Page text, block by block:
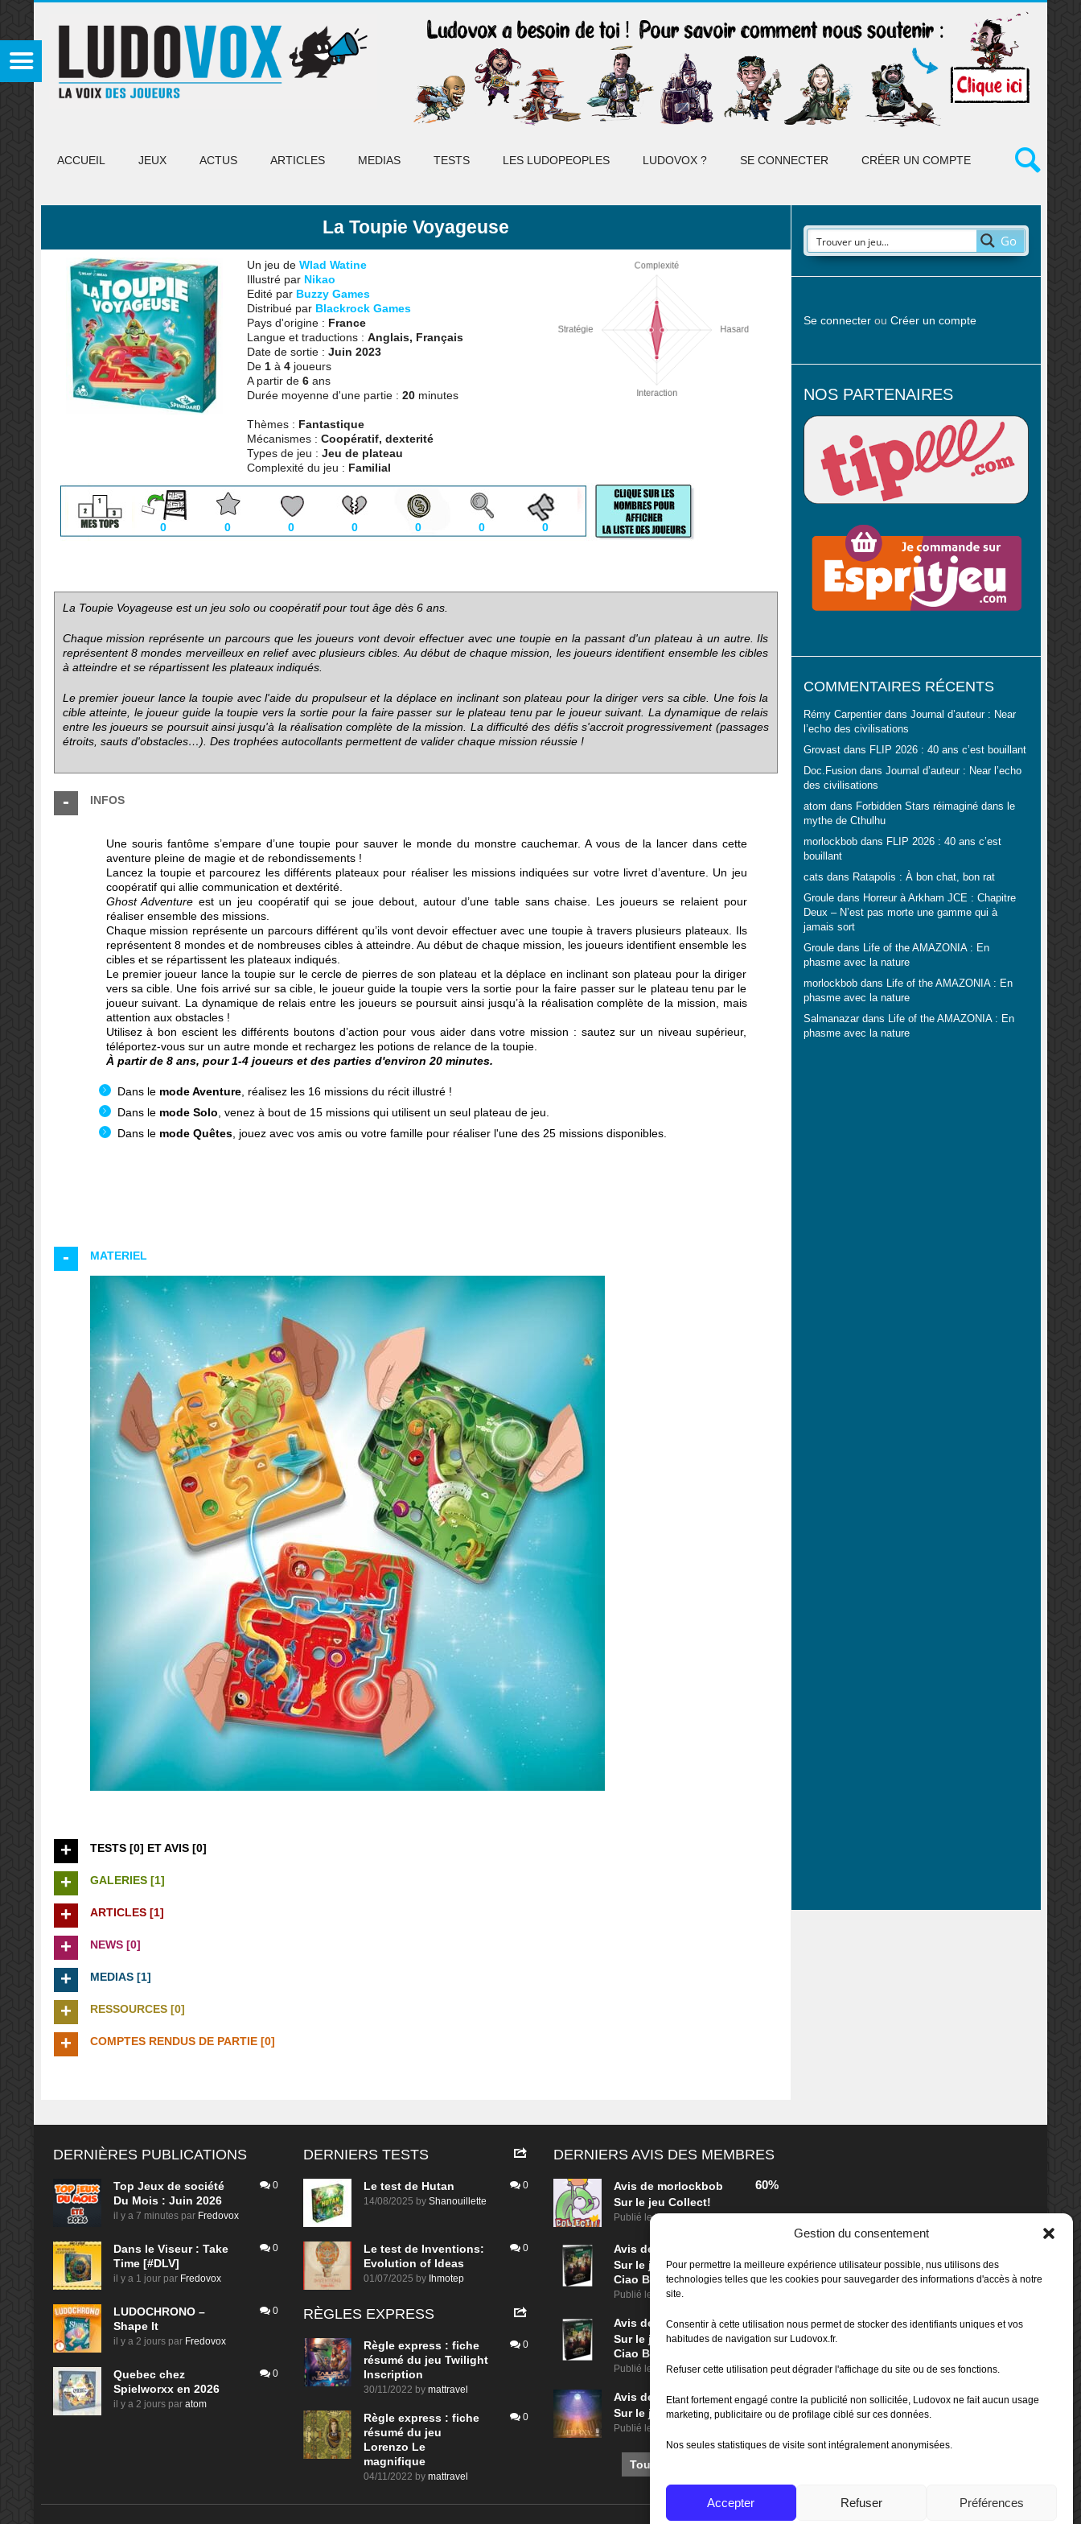
Gestion du consentement
Pour permettre la meilleure expérience utilisateur possible, nus utilisons des
technologies telles que les cookies pour sauvegarder des informations d'accès à notre
site.
Consentir à cette utilisation nous permet de stocker des identifiants uniques et vos
habitudes de navigation sur Ludovox.fr.
Refuser cette utilisation peut dégrader l'affichage du site ou de ses fonctions.
Etant fortement engagé contre la publicité non sollicitée, Ludovox ne fait aucun usage
marketing, publicitaire ou de profilage ciblé sur ces données.
Nos seules statistiques de visite sont intégralement anonymisées.
Accepter Refuser Préférences
ACCUEIL JEUX ACTUS ARTICLES MEDIAS TESTS LES LUDOPEOPLES LUDOVOX ? SE CONNECTER CRÉER UN COMPTE
La Toupie Voyageuse
Un jeu de Wlad Watine
Illustré par Nikao
Edité par Buzzy Games
Distribué par Blackrock Games
Pays d'origine : France
Langue et traductions : Anglais, Français
Date de sortie : Juin 2023
De 1à 4joueurs
A partir de 6ans
Durée moyenne d'une partie : 20minutes
Thèmes : Fantastique
Mécanismes : Coopératif, dexterité
Types de jeu : Jeu de plateau
Complexité du jeu : Familial
0 0 0 0 0 0 0
La Toupie Voyageuse est un jeu solo ou coopératif pour tout âge dès 6 ans.
Chaque mission représente un parcours que les joueurs vont devoir effectuer avec une toupie en la passant d'un plateau à un autre. Ils
représentent 8 mondes merveilleux en relief avec plusieurs cibles. Au début de chaque mission, les joueurs identifient ensemble les cibles
à atteindre et se répartissent les plateaux indiqués.
Le premier joueur lance la toupie avec l'aide du propulseur et la déplace en inclinant son plateau pour la diriger vers sa cible. Une fois la
cible atteinte, le joueur guide la toupie vers la sortie pour la faire passer sur le plateau tenu par le joueur suivant. La dynamique de relais
entre les joueurs se poursuit ainsi jusqu'à la réalisation complète de la mission. La difficulté des défis s'accroit progressivement (passages
étroits, sauts d'obstacles…). Des trophées autocollants permettent de valider chaque mission réussie !
INFOS
Une souris fantôme s’empare d’une toupie pour sauver le monde du monstre cauchemar. A vous de la lancer dans cette
aventure pleine de magie et de rebondissements !
Lancez la toupie et parcourez les différents plateaux pour réaliser les missions indiquées sur votre livret d’aventure. Un jeu
coopératif qui allie communication et dextérité.
Ghost Adventure est un jeu coopératif qui se joue debout, autour d’une table sans chaise. Les joueurs se relaient pour
réaliser ensemble des missions.
Chaque mission représente un parcours différent qu’ils vont devoir effectuer avec une toupie à travers plusieurs plateaux. Ils
représentent 8 mondes et de nombreuses cibles à atteindre. Au début de chaque mission, les joueurs identifient ensemble les
cibles et se répartissent les plateaux indiqués.
Le premier joueur lance la toupie sur le cercle de pierres de son plateau et la déplace en inclinant son plateau pour la diriger
vers sa cible. Une fois arrivé sur sa cible, le joueur guide la toupie vers la sortie pour la faire passer sur le plateau tenu par le
joueur suivant. La dynamique de relais entre les joueurs se poursuit ainsi jusqu’à la réalisation complète de la mission, mais
attention aux obstacles !
Utilisez à bon escient les différents boutons d’action pour vous aider dans votre mission : sautez sur un niveau supérieur,
téléportez-vous sur un autre monde et rechargez les potions de relance de la toupie.
À partir de 8 ans, pour 1-4 joueurs et des parties d'environ 20 minutes.
Dans le mode Aventure, réalisez les 16 missions du récit illustré !
Dans lemode Solo, venez à bout de 15 missions qui utilisent un seul plateau de jeu.
Dans le mode Quêtes, jouez avec vos amis ou votre famille pour réaliser l'une des 25 missions disponibles.
MATERIEL
TESTS [0] ET AVIS [0]
GALERIES [1]
ARTICLES [1]
NEWS [0]
MEDIAS [1]
RESSOURCES [0]
COMPTES RENDUS DE PARTIE [0]
Go
Se connecterou Créer un compte
NOS PARTENAIRES
COMMENTAIRES RÉCENTS
Rémy Carpentierdans Journal d’auteur : Near
l’echo des civilisations
Grovastdans FLIP 2026 : 40 ans c’est bouillant
Doc.Fusiondans Journal d’auteur : Near l’echo
des civilisations
atom dans Forbidden Stars réimaginé dans le
mythe de Cthulhu
morlockbobdans FLIP 2026 : 40 ans c’est
bouillant
cats dans Ratapolis : À bon chat, bon rat
Grouledans Horreur à Arkham JCE : Chapitre
Deux – N’est pas morte une gamme qui à
jamais sort
Grouledans Life of the AMAZONIA : En
phasme avec la nature
morlockbobdans Life of the AMAZONIA : En
phasme avec la nature
Salmanazardans Life of the AMAZONIA : En
phasme avec la nature
DERNIÈRES PUBLICATIONS
Top Jeux de société
Du Mois : Juin 2026
il y a 7 minutes par Fredovox
0
Dans le Viseur : Take
Time [#DLV]
il y a 1 jour par Fredovox
0
LUDOCHRONO –
Shape It
il y a 2 jours par Fredovox
0
Quebec chez
Spielworxx en 2026
il y a 2 jours par atom
0
DERNIERS TESTS
Le test de Hutan
14/08/2025 by Shanouillette
0
Le test de Inventions:
Evolution of Ideas
01/07/2025 by Ihmotep
0
RÈGLES EXPRESS
Règle express : fiche
résumé du jeu Twilight
Inscription
30/11/2022 by mattravel
0
Règle express : fiche
résumé du jeu
Lorenzo Le
magnifique
04/11/2022 by mattravel
0
DERNIERS AVIS DES MEMBRES
Avis de morlockbob
Sur le jeu Collect!
Publié leil y a 1 jour
60%
Avis de
Sur le jeu Detective Box -
Ciao Bella
Publié le il y a 3 jours
Avis de
morlockbob
Sur le jeu Detective Box -
Ciao Bella
Publié le il y a 3 jours
80%
Avis de
morlockbob
Sur le jeu Aeterna
Publié le
70%
Tous les avis